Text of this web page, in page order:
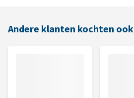
Andere klanten kochten ook